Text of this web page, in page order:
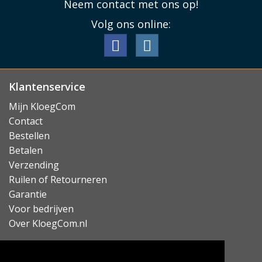
dienen zodat u handsfree kunt bellen of video's kunt
Lees minder
Neem contact met ons op!
Volg ons online:
Klantenservice
Mijn KloegCom
Contact
Bestellen
Betalen
Verzending
Ruilen of Retourneren
Garantie
Voor bedrijven
Over KloegCom.nl